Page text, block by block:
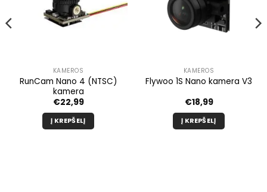
KAMEROS
RunCam Nano 4 (NTSC)
kamera
€22,99
Į KREPŠELĮ
KAMEROS
Flywoo 1S Nano kamera V3
€18,99
Į KREPŠELĮ